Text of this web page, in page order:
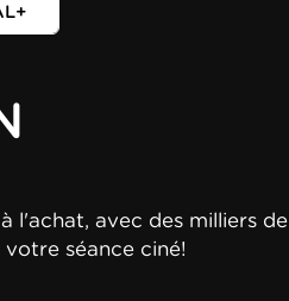
l'achat, avec des milliers de
séance ciné!